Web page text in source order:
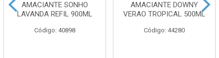
AMACIANTE SONHO
LAVANDA REFIL 900ML
Código: 40898
AMACIANTE DOWNY
VERAO TROPICAL 500ML
Código: 44280